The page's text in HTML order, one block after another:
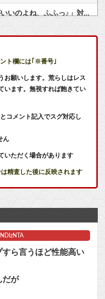
「フリルもリボンもたくさんがいいのよね、ふふっ♪」対魔忍RPG・新イベント『バニーとヨミハラクライシス』
の動作環境が判明！
他
』の時の空気感を知りたい
』の時の空気感を知りたい
に向けてアプデ計画
カプコン「『モンハンワイルズ』販売は“改善傾向”―中長期でワールド超え目指す」
ト欄には｢※番号｣
お願いします。荒らしはレス
います。無視すれば飽きてい
コメント記入でスグ対応し
ん
いただく場合があります
精査した後に反映されます
すら言うほど性能高い
だが